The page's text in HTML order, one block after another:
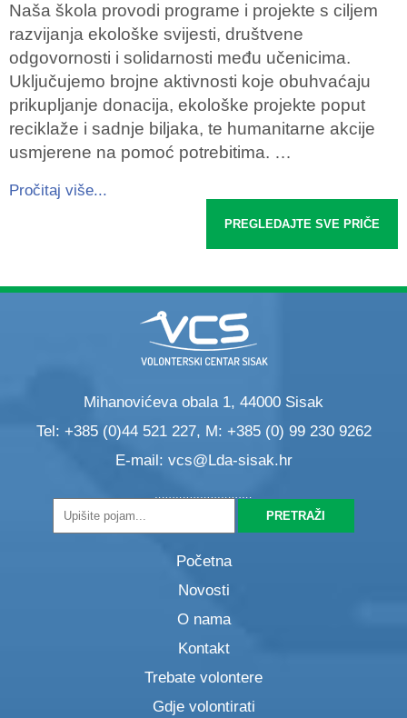
Naša škola provodi programe i projekte s ciljem
razvijanja ekološke svijesti, društvene
odgovornosti i solidarnosti među učenicima.
Uključujemo brojne aktivnosti koje obuhvaćaju
prikupljanje donacija, ekološke projekte poput
reciklaže i sadnje biljaka, te humanitarne akcije
usmjerene na pomoć potrebitima. …
Pročitaj više...
PREGLEDAJTE SVE PRIČE
Mihanovićeva obala 1, 44000 Sisak
Tel: +385 (0)44 521 227, M: +385 (0) 99 230 9262
E-mail: vcs@Lda-sisak.hr
Početna
Novosti
O nama
Kontakt
Trebate volontere
Gdje volontirati